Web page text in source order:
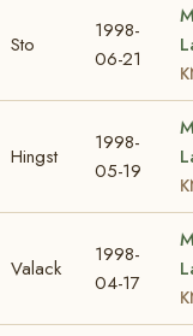
Sto
1998-
06-21
Hingst
1998-
05-19
Valack
1998-
04-17